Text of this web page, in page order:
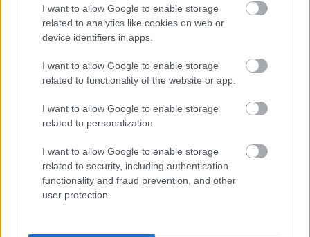
I want to allow Google to enable storage
related to analytics like cookies on web or
device identifiers in apps.
I want to allow Google to enable storage
related to functionality of the website or app.
I want to allow Google to enable storage
related to personalization.
I want to allow Google to enable storage
related to security, including authentication
functionality and fraud prevention, and other
user protection.
A létra, a ló és egy
kínos incidens
15 évig úgy neveltem
a húgom fiát, mintha
Tizennyolc évesek
voltak, amikor
összeházasodtak.…
15 éve eltemettem a